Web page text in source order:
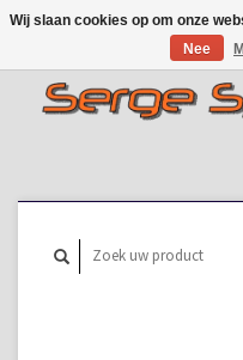
Wij slaan cookies op om onze
Nee